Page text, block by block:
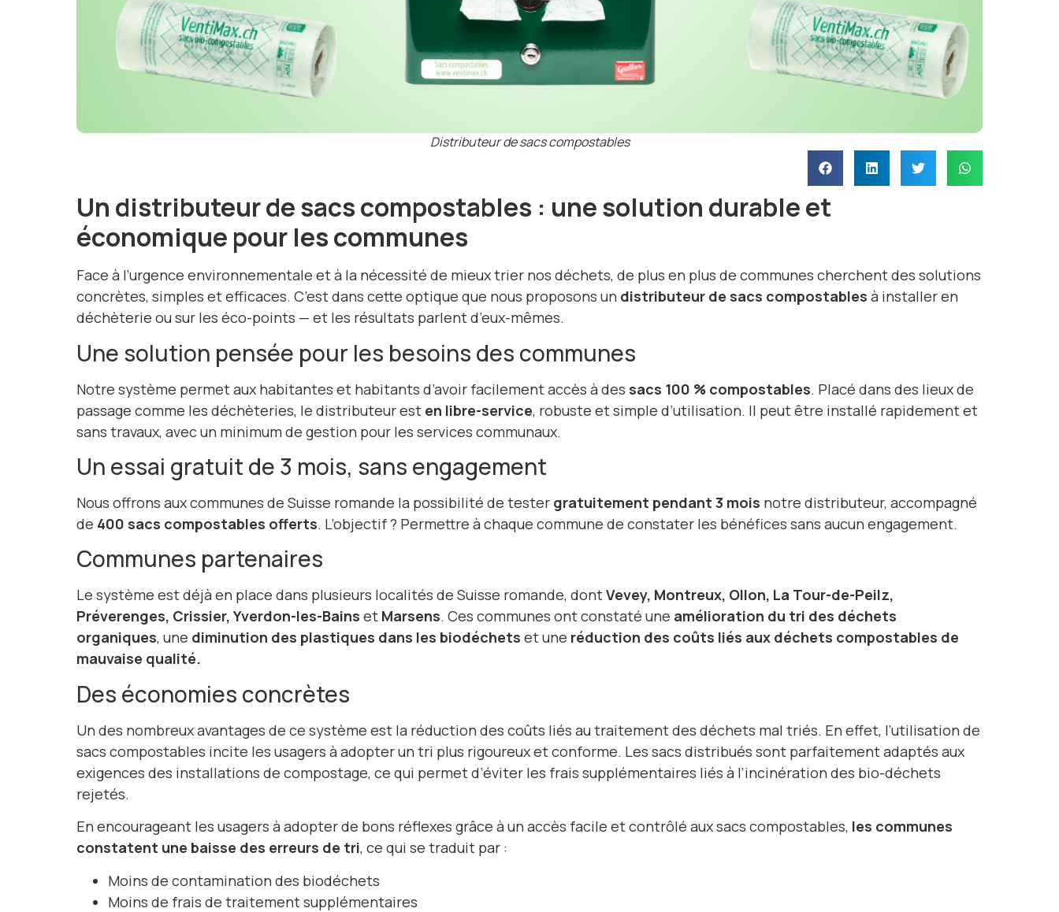
Distributeur de sacs compostables
Un distributeur de sacs compostables : une solution durable et
économique pour les communes
Face à l’urgence environnementale et à la nécessité de mieux trier nos déchets, de plus en plus de communes cherchent des solutions
concrètes, simples et efficaces. C’est dans cette optique que nous proposons un distributeur de sacs compostables à installer en
déchèterie ou sur les éco-points — et les résultats parlent d’eux-mêmes.
Une solution pensée pour les besoins des communes
Notre système permet aux habitantes et habitants d’avoir facilement accès à des sacs 100 % compostables. Placé dans des lieux de
passage comme les déchèteries, le distributeur est en libre-service, robuste et simple d’utilisation. Il peut être installé rapidement et
sans travaux, avec un minimum de gestion pour les services communaux.
Un essai gratuit de 3 mois, sans engagement
Nous offrons aux communes de Suisse romande la possibilité de tester gratuitement pendant 3 mois notre distributeur, accompagné
de 400 sacs compostables offerts. L’objectif ? Permettre à chaque commune de constater les bénéfices sans aucun engagement.
Communes partenaires
Le système est déjà en place dans plusieurs localités de Suisse romande, dontVevey, Montreux, Ollon, La Tour-de-Peilz,
Préverenges, Crissier, Yverdon-les-Bains et Marsens. Ces communes ont constaté une amélioration du tri des déchets
organiques, une diminution des plastiques dans les biodéchets et une réduction des coûts liés aux déchets compostables de
mauvaise qualité.
Des économies concrètes
Un des nombreux avantages de ce système est la réduction des coûts liés au traitement des déchets mal triés. En effet, l’utilisation de
sacs compostables incite les usagers à adopter un tri plus rigoureux et conforme. Les sacs distribués sont parfaitement adaptés aux
exigences des installations de compostage, ce qui permet d’éviter les frais supplémentaires liés à l’incinération des bio-déchets
rejetés.
En encourageant les usagers à adopter de bons réflexes grâce à un accès facile et contrôlé aux sacs compostables, les communes
constatent une baisse des erreurs de tri, ce qui se traduit par :
Moins de contamination des biodéchets
Moins de frais de traitement supplémentaires